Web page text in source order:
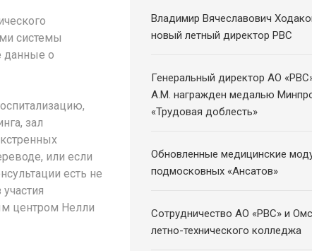
системы
данные о
зал
или если
есть не
центром Нелли
Владимир Вячеславович
новый летный директор РВС
Генеральный директор АО
А.М. награжден медалью
«Трудовая доблесть»
Обновленные медицинские
подмосковных «Ансатов»
Сотрудничество АО «РВС» и
летно-технического колледжа